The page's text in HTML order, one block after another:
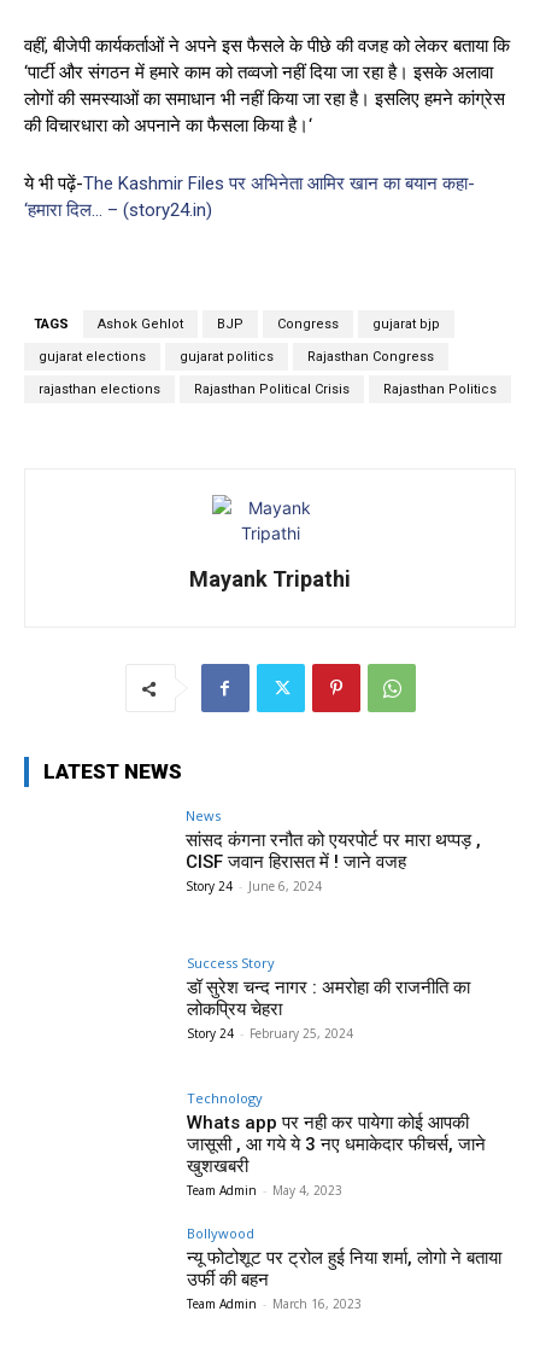
वहीं, बीजेपी कार्यकर्ताओं ने अपने इस फैसले के पीछे की वजह को लेकर बताया कि
‘पार्टी और संगठन में हमारे काम को तव्वजो नहीं दिया जा रहा है। इसके अलावा
लोगों की समस्याओं का समाधान भी नहीं किया जा रहा है। इसलिए हमने कांग्रेस
की विचारधारा को अपनाने का फैसला किया है।‘
ये भी पढ़ें-The Kashmir Files पर अभिनेता आमिर खान का बयान कहा-
‘हमारा दिल… – (story24.in)
TAGS Ashok Gehlot BJP Congress gujarat bjp
gujarat elections gujarat politics Rajasthan Congress
rajasthan elections Rajasthan Political Crisis Rajasthan Politics
Mayank Tripathi
LATEST NEWS
News
सांसद कंगना रनौत को एयरपोर्ट पर मारा थप्पड़ ,
CISF जवान हिरासत में ! जाने वजह
Story 24 - June 6, 2024
Success Story
डॉ सुरेश चन्द नागर : अमरोहा की राजनीति का
लोकप्रिय चेहरा
Story 24 - February 25, 2024
Technology
Whats app पर नही कर पायेगा कोई आपकी
जासूसी , आ गये ये 3 नए धमाकेदार फीचर्स, जाने
खुशखबरी
Team Admin - May 4, 2023
Bollywood
न्यू फोटोशूट पर ट्रोल हुई निया शर्मा, लोगो ने बताया
उर्फी की बहन
Team Admin - March 16, 2023